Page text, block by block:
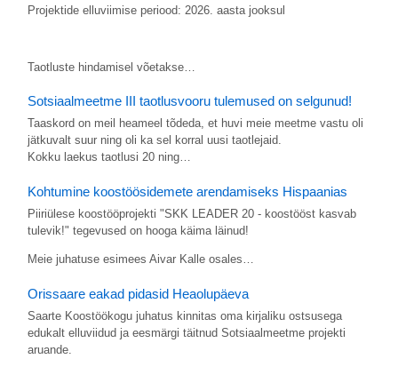
Projektide elluviimise periood: 2026. aasta jooksul
Taotluste hindamisel võetakse…
Sotsiaalmeetme III taotlusvooru tulemused on selgunud!
Taaskord on meil heameel tõdeda, et huvi meie meetme vastu oli
jätkuvalt suur ning oli ka sel korral uusi taotlejaid.
Kokku laekus taotlusi 20 ning…
Kohtumine koostöösidemete arendamiseks Hispaanias
Piiriülese koostööprojekti "SKK LEADER 20 - koostööst kasvab
tulevik!" tegevused on hooga käima läinud!
Meie juhatuse esimees Aivar Kalle osales…
Orissaare eakad pidasid Heaolupäeva
Saarte Koostöökogu juhatus kinnitas oma kirjaliku ostsusega
edukalt elluviidud ja eesmärgi täitnud Sotsiaalmeetme projekti
aruande.